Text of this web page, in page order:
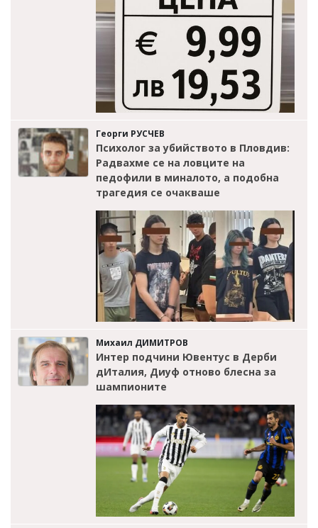
Георги РУСЧЕВ
Психолог за убийството в Пловдив:
Радвахме се на ловците на
педофили в миналото, а подобна
трагедия се очакваше
Михаил ДИМИТРОВ
Интер подчини Ювентус в Дерби
дИталия, Диуф отново блесна за
шампионите